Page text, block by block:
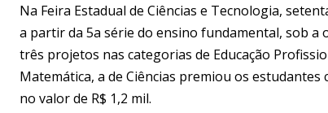
Na Feira Estadual de Ciências e Tecnologia,
a partir da 5a série do ensino fundamental, sob
três projetos nas categorias de Educação
Matemática, a de Ciências premiou os estudantes
no valor de R$ 1,2 mil.